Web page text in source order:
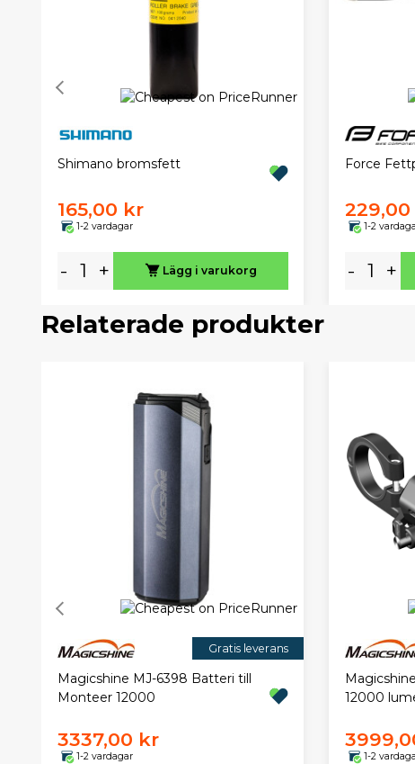
Shimano bromsfett
165,00 kr
1-2 vardagar
- + Lägg i varukorg
Force
1-2
- +
Relaterade produkter
Gratis leverans
Magicshine MJ-6398 Batteri till
Monteer 12000
3337,00 kr
1-2 vardagar
12000
1-2